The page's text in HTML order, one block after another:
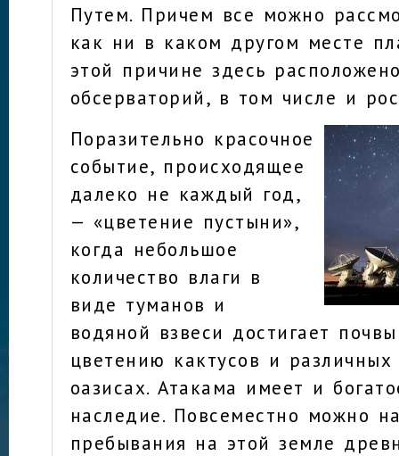
Путем. Причем все можно
как ни в каком другом месте
этой причине здесь
обсерваторий, в том числе и
Поразительно красочное
событие, происходящее
далеко не каждый год,
— «цветение пустыни»,
когда небольшое
количество влаги в
виде туманов и
водяной взвеси достигает
цветению кактусов и
оазисах. Атакама имеет и
наследие. Повсеместно можно
пребывания на этой земле